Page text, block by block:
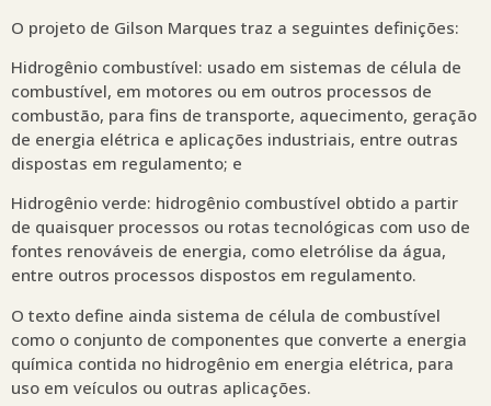
O projeto de Gilson Marques traz a seguintes definições:
Hidrogênio combustível: usado em sistemas de célula de
combustível, em motores ou em outros processos de
combustão, para fins de transporte, aquecimento, geração
de energia elétrica e aplicações industriais, entre outras
dispostas em regulamento; e
Hidrogênio verde: hidrogênio combustível obtido a partir
de quaisquer processos ou rotas tecnológicas com uso de
fontes renováveis de energia, como eletrólise da água,
entre outros processos dispostos em regulamento.
O texto define ainda sistema de célula de combustível
como o conjunto de componentes que converte a energia
química contida no hidrogênio em energia elétrica, para
uso em veículos ou outras aplicações.